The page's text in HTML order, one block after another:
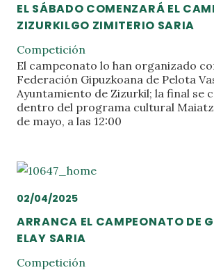
EL SÁBADO COMENZARÁ EL
ZIZURKILGO ZIMITERIO SARIA
Competición
El campeonato lo han organizado
Federación Gipuzkoana de Pelota
Ayuntamiento de Zizurkil; la final se
dentro del programa cultural
de mayo, a las 12:00
02/04/2025
ARRANCA EL CAMPEONATO DE
ELAY SARIA
Competición